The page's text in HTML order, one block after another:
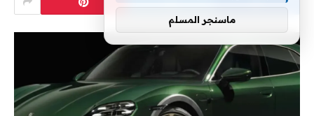
ماسنجر المسلم